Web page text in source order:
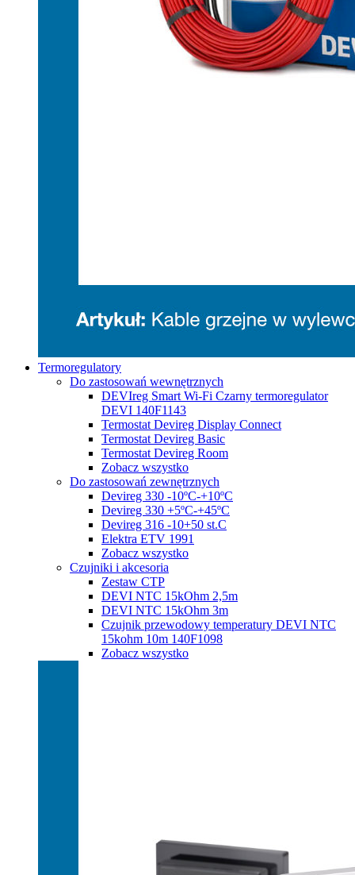
Termoregulatory
Do zastosowań wewnętrznych
DEVIreg Smart Wi-Fi Czarny termoregulator
DEVI 140F1143
Termostat Devireg Display Connect
Termostat Devireg Basic
Termostat Devireg Room
Zobacz wszystko
Do zastosowań zewnętrznych
Devireg 330 -10ºC-+10ºC
Devireg 330 +5ºC-+45ºC
Devireg 316 -10+50 st.C
Elektra ETV 1991
Zobacz wszystko
Czujniki i akcesoria
Zestaw CTP
DEVI NTC 15kOhm 2,5m
DEVI NTC 15kOhm 3m
Czujnik przewodowy temperatury DEVI NTC
15kohm 10m 140F1098
Zobacz wszystko